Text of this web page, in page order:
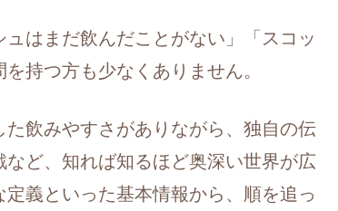
はまだ飲んだことがない」「スコッ
持つ方も少なくありません。
飲みやすさがありながら、独自の伝
ど、知れば知るほど奥深い世界が広
義といった基本情報から、順を追っ